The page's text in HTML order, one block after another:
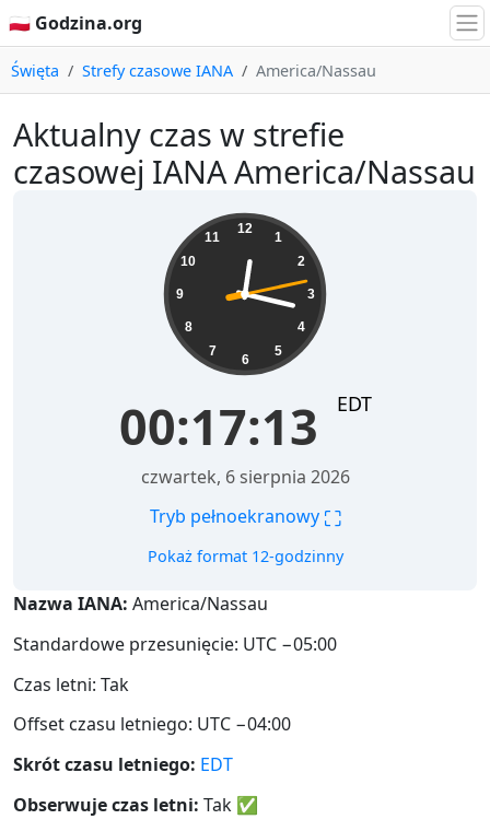
🇵🇱 Godzina.org
Święta Strefy czasowe IANA America/Nassau
Aktualny czas w strefie
czasowej IANA America/Nassau
12
1
2
3
4
5
6
7
8
9
10
11
00:17:14 EDT
czwartek, 6 sierpnia 2026
Tryb pełnoekranowy ⛶
Pokaż format 12-godzinny
Nazwa IANA: America/Nassau
Standardowe przesunięcie: UTC −05:00
Czas letni: Tak
Offset czasu letniego: UTC −04:00
Skrót czasu letniego: EDT
Obserwuje czas letni: Tak ✅